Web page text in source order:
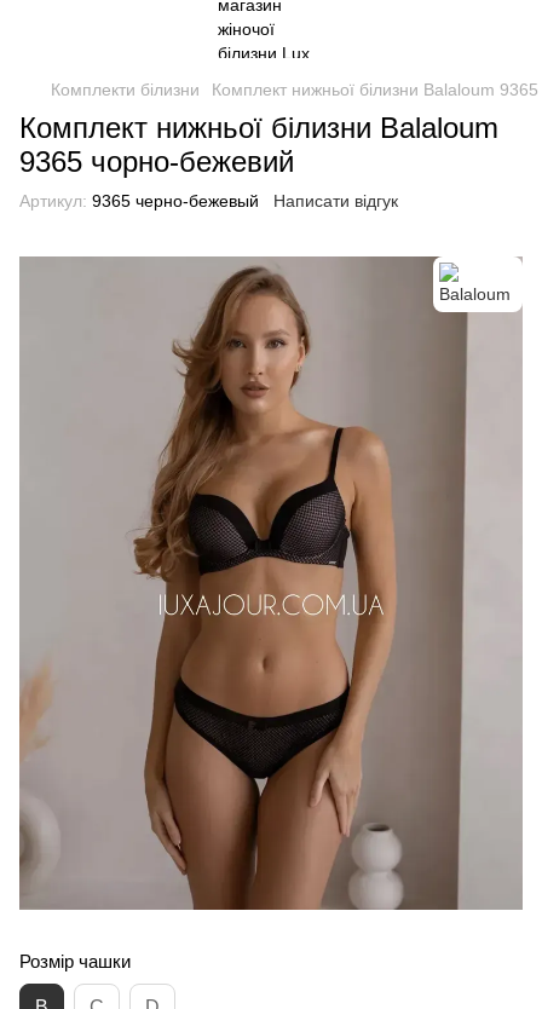
Комплекти білизни Комплект нижньої білизни Balaloum
Комплект нижньої білизни Balaloum
9365 чорно-бежевий
Артикул: 9365 черно-бежевый Написати відгук
Розмір чашки